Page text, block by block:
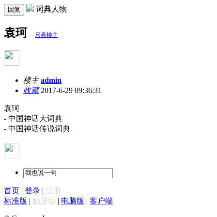
回复 词典人物
袁珂 只看楼主
楼主 admin
收藏2017-6-29 09:36:31
袁珂
- 中国神话大词典
- 中国神话传说词典
首页 | 登录 | 注册
标准版 | 触屏版 | 电脑版 | 客户端